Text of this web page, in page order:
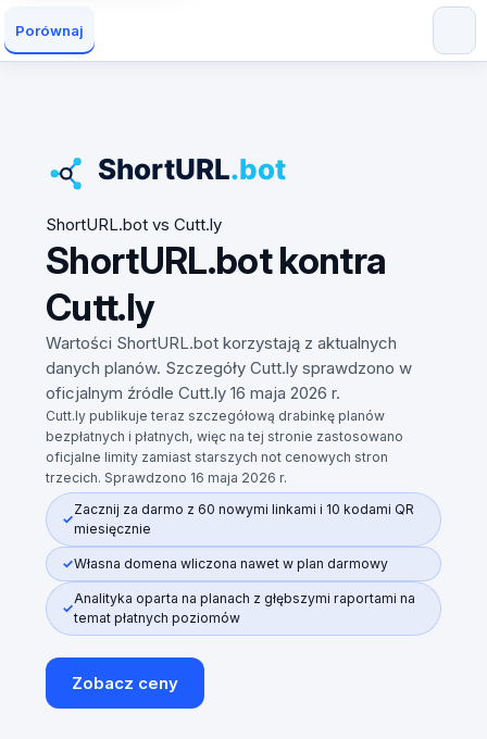
Porównaj
ShortURL.bot vs Cutt.ly
ShortURL.bot kontra
Cutt.ly
Wartości ShortURL.bot korzystają z aktualnych
danych planów. Szczegóły Cutt.ly sprawdzono w
oficjalnym źródle Cutt.ly 16 maja 2026 r.
Cutt.ly publikuje teraz szczegółową drabinkę planów
bezpłatnych i płatnych, więc na tej stronie zastosowano
oficjalne limity zamiast starszych not cenowych stron
trzecich. Sprawdzono 16 maja 2026 r.
Zacznij za darmo z 60 nowymi linkami i 10 kodami QR
miesięcznie
Własna domena wliczona nawet w plan darmowy
Analityka oparta na planach z głębszymi raportami na
temat płatnych poziomów
Zobacz ceny